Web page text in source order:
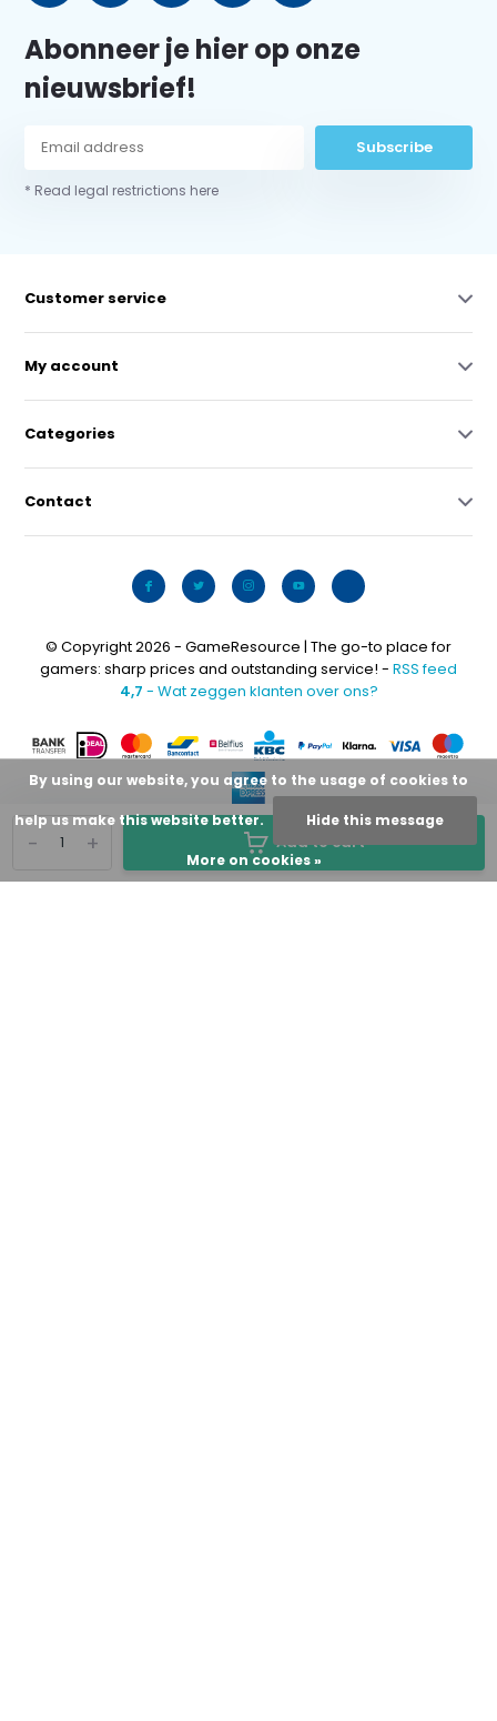
+
- Add to cart
Abonneer je hier op onze
nieuwsbrief!
Subscribe
* Read legal restrictions here
Customer service
My account
Categories
Contact
© Copyright 2026 - GameResource | The go-to place for
gamers: sharp prices and outstanding service! - RSS feed
4,7 - Wat zeggen klanten over ons?
By using our website, you agree to the usage of cookies to
help us make this website better. Hide this message
More on cookies »